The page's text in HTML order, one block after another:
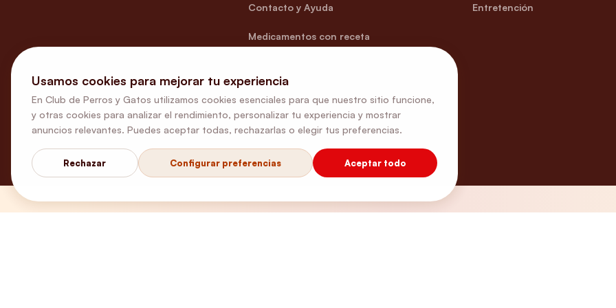
Contacto y Ayuda
Medicamentos con receta
Entretención
Usamos cookies para mejorar tu experiencia
En Club de Perros y Gatos utilizamos cookies esenciales para que nuestro sitio funcione,
y otras cookies para analizar el rendimiento, personalizar tu experiencia y mostrar
anuncios relevantes. Puedes aceptar todas, rechazarlas o elegir tus preferencias.
Rechazar Configurar preferencias Aceptar todo